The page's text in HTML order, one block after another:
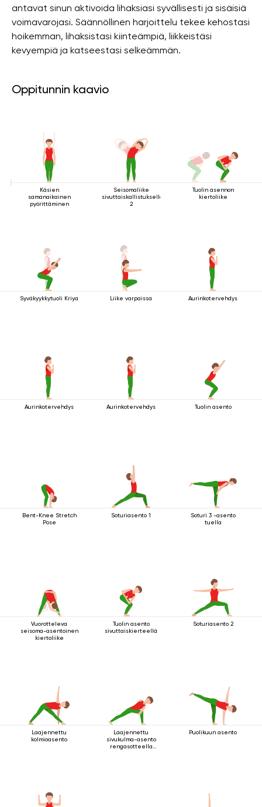
antavat sinun aktivoida lihaksiasi syvällisesti ja sisäisiä
voimavarojasi. Säännöllinen harjoittelu tekee kehostasi
hoikemman, lihaksistasi kiinteämpiä, liikkeistäsi
kevyempiä ja katseestasi selkeämmän.
Oppitunnin kaavio
Käsien
samanaikainen
pyörittäminen
Seisomaliike
sivuttaiskallistuksella
2
Tuolin asennon
kiertoliike
Syväkyykkytuoli Kriya Liike varpaissa Aurinkotervehdys
Aurinkotervehdys Aurinkotervehdys Tuolin asento
Bent-Knee Stretch
Pose
Soturiasento 1
Soturi 3 -asento
tuella
Vuorotteleva
seisoma-asentoinen
kiertoliike
Tuolin asento
sivuttaiskierteellä
Soturiasento 2
Laajennettu
kolmioasento
Laajennettu
sivukulma-asento
rengasotteella
Puolikuun asento